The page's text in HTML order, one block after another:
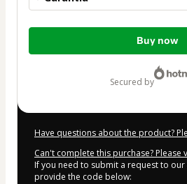
Total
Buy now
secured by
Have questions about the product?
Can't complete this purchase? Please
If you need to submit a request to
provide the code below: